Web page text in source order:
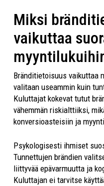
Miksi
vaikuttaa
Bränditietoisuus vaikuttaa
valitaan useammin kuin
Kuluttajat kokevat tutut
vähemmän riskialttiiksi,
konversioasteisiin ja
Psykologisesti ihmiset
Tunnettujen brändien
liittyvää epävarmuutta ja
Kuluttajan ei tarvitse